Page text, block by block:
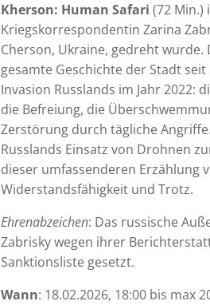
Kherson: Human Safari (72 Min.)
Kriegskorrespondentin Zarina
Cherson, Ukraine, gedreht
gesamte Geschichte der Stadt
Invasion Russlands im Jahr 2022:
die Befreiung, die
Zerstörung durch tägliche
Russlands Einsatz von Drohnen
dieser umfassenderen Erzählung
Widerstandsfähigkeit und Trotz.
Ehrenabzeichen: Das russische
Zabrisky wegen ihrer
Sanktionsliste gesetzt.
Wann: 18.02.2026, 18:00 bis max